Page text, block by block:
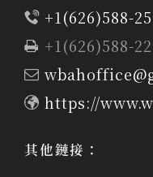
+1(626)588-
+1(626)588-
https://
其他鏈接：